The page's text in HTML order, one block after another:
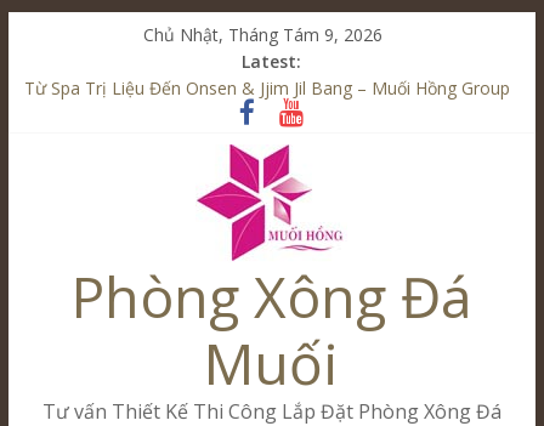
Chủ Nhật, Tháng Tám 9, 2026
Latest:
Từ Spa Trị Liệu Đến Onsen & Jjim Jil Bang – Muối Hồng Group
Kết Hợp Onsen & Jjim Jil Bang Trong Mô Hình Spa – Muối
Cham Riverside Onsen & Jjim Jil Bang Đà Nẵng Muối Hồng
Spa Jjim Jil Bang Kết Hợp Onsen – Kinh Doanh Chuẩn Sao –
Tăng Doanh Số Kinh Doanh Lắp Đặt Onsen & Jjim Jil Bang –
Muối Hồng Group
Phòng Xông Đá
Muối
Tư vấn Thiết Kế Thi Công Lắp Đặt Phòng Xông Đá